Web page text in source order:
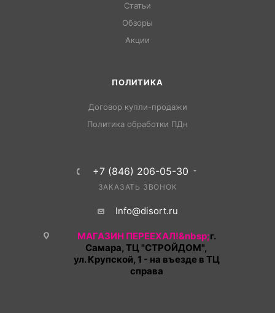
Статьи
Обзоры
Акции
ПОЛИТИКА
Договор купли-продажи
Политика обработки ПДн
+7 (846) 206-05-30
ЗАКАЗАТЬ ЗВОНОК
Info@disort.ru
МАГАЗИН ПЕРЕЕХАЛ!&nbsp;г.
Самара, ТЦ "СТРОЙДОМ",
ул. Крупской, 1 - на въезде в ТЦ
справа